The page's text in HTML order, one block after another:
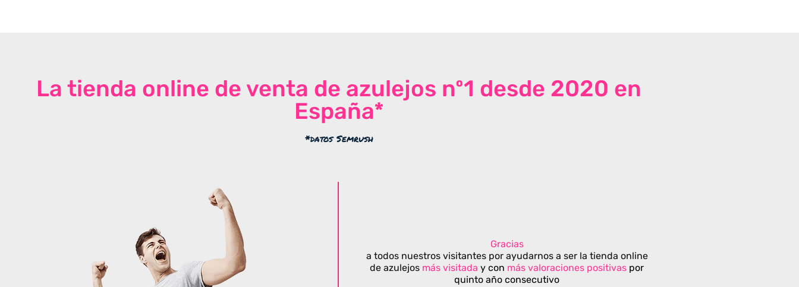
La tienda online de venta de azulejos nº1 desde 2020 en
España*
*datos Semrush
Gracias
a todos nuestros visitantes por ayudarnos a ser la tienda online
de azulejos más visitada y con más valoraciones positivas por
quinto año consecutivo